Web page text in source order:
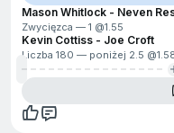
Mason Whitlock - Neven
Zwycięzca — 1 @1.55
Kevin Cottiss - Joe Croft
Liczba 180 — poniżej 2.5 @